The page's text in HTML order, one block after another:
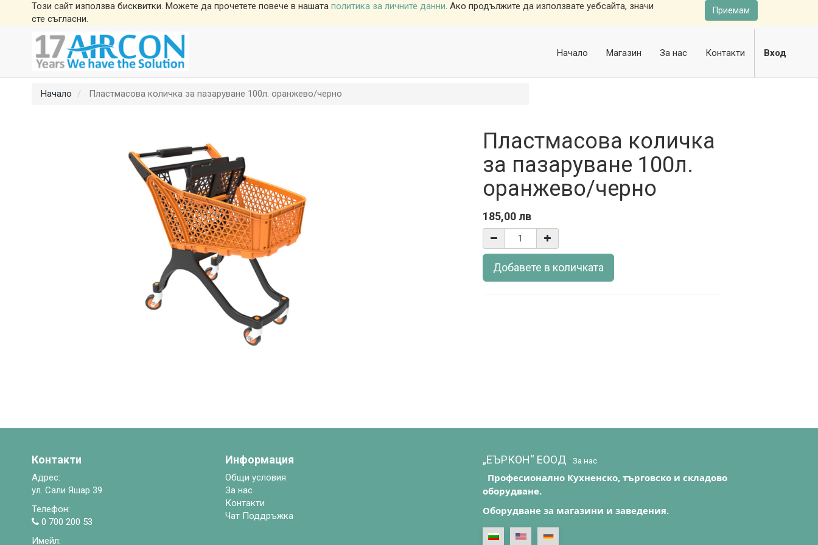
Този сайт използва бисквитки. Можете да прочетете повече в нашата политика за личните данни. Ако продължите да използвате уебсайта, значи
сте съгласни.
Приемам
Начало Магазин За нас Контакти Вход
Начало Пластмасова количка за пазаруване 100л. оранжево/черно
Пластмасова количка
за пазаруване 100л.
оранжево/черно
185,00лв
Добавете в количката
Контакти
Адрес:
ул. Сали Яшар 39
Телефон:
0 700 200 53
Имейл:
Информация
Общи условия
За нас
Контакти
Чат Поддръжка
„ЕЪРКОН“ EООД - За нас
Професионално Кухненско, търговско и складово
оборудване.
Оборудване за магазини и заведения.